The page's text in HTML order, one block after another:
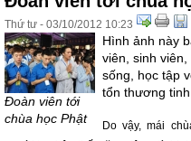
Thứ tư - 03/10/2012 10:23
Đoàn viên tới
chùa học Phật
Hình ảnh này
viên, sinh
sống, học tập
tổn thương
Do vậy, mái